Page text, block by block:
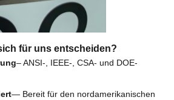
für uns entscheiden?
– ANSI-, IEEE-, CSA- und DOE-
— Bereit für den nordamerikanischen